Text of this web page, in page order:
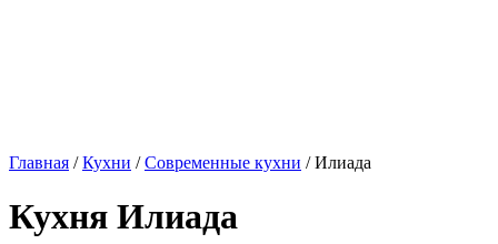
Главная /Кухни /Современные кухни / Илиада
Кухня Илиада